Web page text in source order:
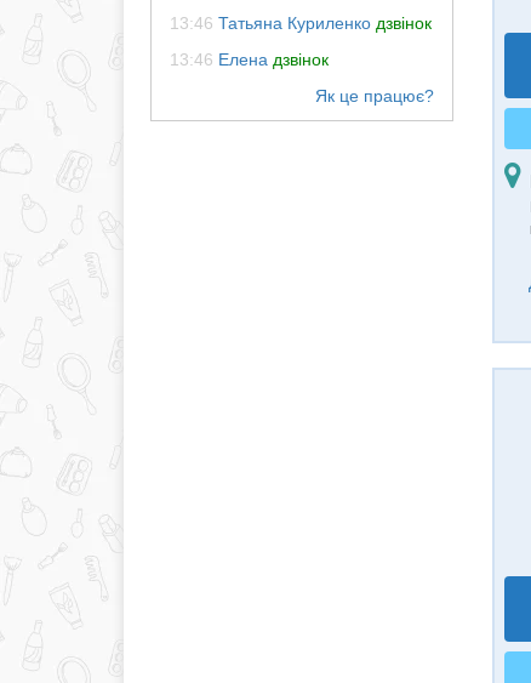
13:46 Татьяна Куриленко дзвінок
13:46 Елена дзвінок